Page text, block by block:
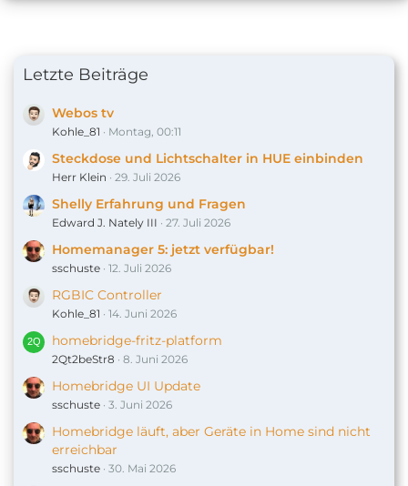
Letzte Beiträge
Webos tv
Kohle_81 Montag, 00:11
Steckdose und Lichtschalter in HUE einbinden
Herr Klein 29. Juli 2026
Shelly Erfahrung und Fragen
Edward J. Nately III 27. Juli 2026
Homemanager 5: jetzt verfügbar!
sschuste 12. Juli 2026
RGBIC Controller
Kohle_81 14. Juni 2026
homebridge-fritz-platform
2Qt2beStr8 8. Juni 2026
Homebridge UI Update
sschuste 3. Juni 2026
Homebridge läuft, aber Geräte in Home sind nicht
erreichbar
sschuste 30. Mai 2026